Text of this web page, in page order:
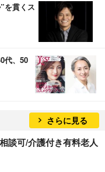
を貫くス
代、50
さらに見る
談可/介護付き有料老人